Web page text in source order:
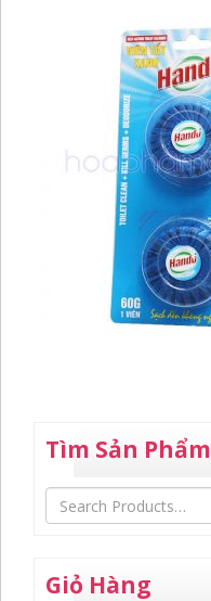
Tìm Sản Phẩm
Giỏ Hàng